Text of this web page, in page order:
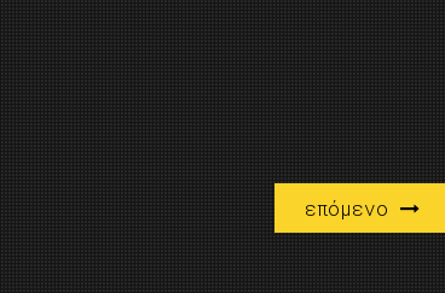
επόμενο